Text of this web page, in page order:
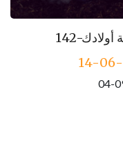
أولادك